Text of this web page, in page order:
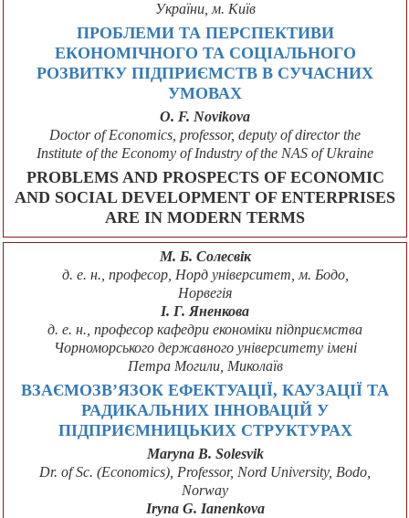
України, м. Київ
ПРОБЛЕМИ ТА ПЕРСПЕКТИВИ
ЕКОНОМІЧНОГО ТА СОЦІАЛЬНОГО
РОЗВИТКУ ПІДПРИЄМСТВ В СУЧАСНИХ
УМОВАХ
О. F. Novikovа
Doctor of Economics, professor, deputy of director the
Institute of the Economy of Industry of the NAS of Ukraine
PROBLEMS AND PROSPECTS OF ECONOMIC
AND SOCIAL DEVELOPMENT OF ENTERPRISES
ARE IN MODERN TERMS
М. Б. Солесвік
д. е. н., професор, Норд університет, м. Бодо,
Норвегія
І. Г. Яненкова
д. е. н., професор кафедри економіки підприємства
Чорноморського державного університету імені
Петра Могили, Миколаїв
ВЗАЄМОЗВ’ЯЗОК ЕФЕКТУАЦІЇ, КАУЗАЦІЇ ТА
РАДИКАЛЬНИХ ІННОВАЦІЙ У
ПІДПРИЄМНИЦЬКИХ СТРУКТУРАХ
Maryna B. Solesvik
Dr. of Sc. (Economics), Professor, Nord University, Bodo,
Norway
Iryna G. Ianenkova